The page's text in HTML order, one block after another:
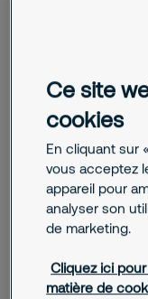
Message
des
propositions
Ce site
cookies
En cliquant sur
vous acceptez
appareil pour
analyser son
de marketing.
Cliquez ici
matière de